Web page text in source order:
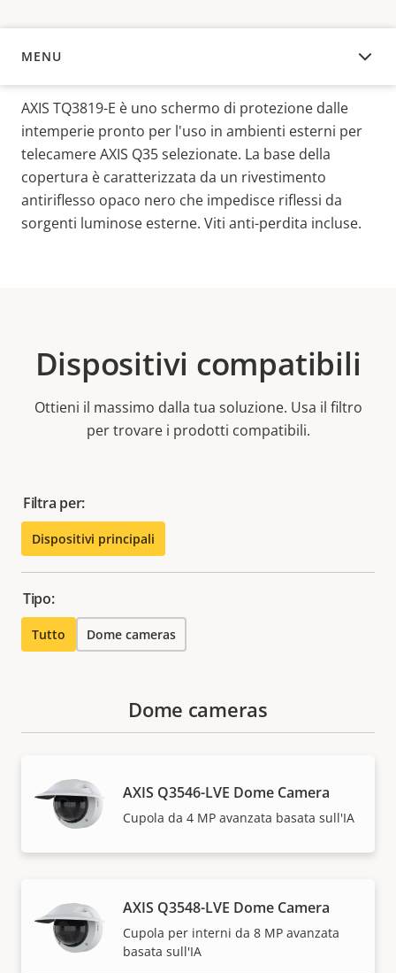
MENU
PANORAMICA
AXIS TQ3819-E è uno schermo di protezione dalle
intemperie pronto per l'uso in ambienti esterni per
telecamere AXIS Q35 selezionate. La base della
copertura è caratterizzata da un rivestimento
antiriflesso opaco nero che impedisce riflessi da
sorgenti luminose esterne. Viti anti-perdita incluse.
Dispositivi compatibili
Ottieni il massimo dalla tua soluzione. Usa il filtro
per trovare i prodotti compatibili.
Filtra per:
Dispositivi principali
Tipo:
Tutto Dome cameras
Dome cameras
AXIS Q3546-LVE Dome Camera
Cupola da 4 MP avanzata basata sull'IA
AXIS Q3548-LVE Dome Camera
Cupola per interni da 8 MP avanzata
basata sull'IA